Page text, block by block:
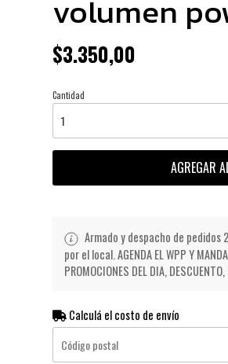
volumen
$3.350,00
Cantidad
AGREGAR
Armado y despacho de
por el local. AGENDA EL WPP Y
PROMOCIONES DEL DIA,
Calculá el costo de envío